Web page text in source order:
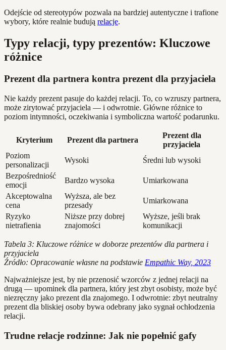
Odejście od stereotypów pozwala na bardziej autentyczne i trafione
wybory, które realnie budują relacje.
Typy relacji, typy prezentów: Kluczowe
różnice
Prezent dla partnera kontra prezent dla przyjaciela
Nie każdy prezent pasuje do każdej relacji. To, co wzruszy partnera,
może zirytować przyjaciela — i odwrotnie. Główne różnice to
poziom intymności, oczekiwania i symboliczna wartość podarunku.
Kryterium Prezent dla partnera
Prezent dla
przyjaciela
Poziom
personalizacji
Wysoki
Średni lub wysoki
Bezpośredniość
emocji
Bardzo wysoka
Umiarkowana
Akceptowalna
cena
Wyższa, ale bez
przesady
Umiarkowana
Ryzyko
nietrafienia
Niższe przy dobrej
znajomości
Wyższe, jeśli brak
komunikacji
Tabela 3: Kluczowe różnice w doborze prezentów dla partnera i
przyjaciela
Źródło: Opracowanie własne na podstawie Empathic Way, 2023
Najważniejsze jest, by nie przenosić wzorców z jednej relacji na
drugą — upominek dla partnera, który jest zbyt osobisty, może być
niezręczny jako prezent dla znajomego. I odwrotnie: zbyt neutralny
prezent dla bliskiej osoby bywa odebrany jako sygnał ochłodzenia
relacji.
Trudne relacje rodzinne: Jak nie popełnić gafy